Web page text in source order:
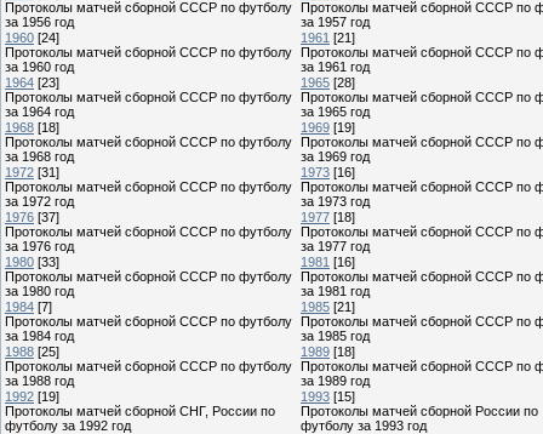
Протоколы матчей сборной СССР по футболу
за 1956 год
Протоколы матчей сборной СССР по
за 1957 год
1960 [24]
Протоколы матчей сборной СССР по футболу
за 1960 год
1961 [21]
Протоколы матчей сборной СССР по
за 1961 год
1964 [23]
Протоколы матчей сборной СССР по футболу
за 1964 год
1965 [28]
Протоколы матчей сборной СССР по
за 1965 год
1968 [18]
Протоколы матчей сборной СССР по футболу
за 1968 год
1969 [19]
Протоколы матчей сборной СССР по
за 1969 год
1972 [31]
Протоколы матчей сборной СССР по футболу
за 1972 год
1973 [16]
Протоколы матчей сборной СССР по
за 1973 год
1976 [37]
Протоколы матчей сборной СССР по футболу
за 1976 год
1977 [18]
Протоколы матчей сборной СССР по
за 1977 год
1980 [33]
Протоколы матчей сборной СССР по футболу
за 1980 год
1981 [16]
Протоколы матчей сборной СССР по
за 1981 год
1984 [7]
Протоколы матчей сборной СССР по футболу
за 1984 год
1985 [21]
Протоколы матчей сборной СССР по
за 1985 год
1988 [25]
Протоколы матчей сборной СССР по футболу
за 1988 год
1989 [18]
Протоколы матчей сборной СССР по
за 1989 год
1992 [19]
Протоколы матчей сборной СНГ, России по
футболу за 1992 год
1993 [15]
Протоколы матчей сборной России по
футболу за 1993 год